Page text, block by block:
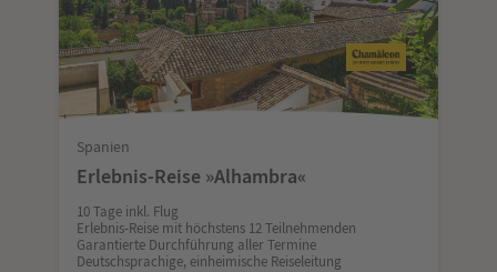
Spanien
Erlebnis-Reise »Alhambra«
10 Tage inkl. Flug
Erlebnis-Reise mit höchstens 12 Teilnehmenden
Garantierte Durchführung aller Termine
Deutschsprachige, einheimische Reiseleitung